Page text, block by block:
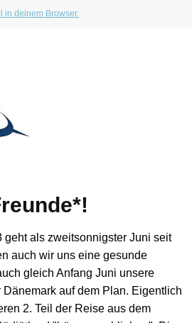
in deinem Browser.
als zweitsonnigster Juni seit
auch wir uns eine gesunde
gleich Anfang Juni unsere
auf dem Plan. Eigentlich
2. Teil der Reise aus dem